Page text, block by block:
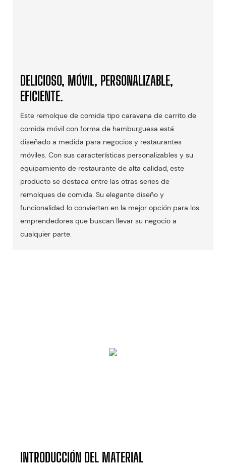
DELICIOSO, MÓVIL, PERSONALIZABLE,
EFICIENTE.
Este remolque de comida tipo caravana de carrito de
comida móvil con forma de hamburguesa está
diseñado a medida para negocios y restaurantes
móviles. Con sus características personalizables y su
equipamiento de restaurante de alta calidad, este
producto se destaca entre las otras series de
remolques de comida. Su elegante diseño y
funcionalidad lo convierten en la mejor opción para los
emprendedores que buscan llevar su negocio a
cualquier parte.
INTRODUCCIÓN DEL MATERIAL